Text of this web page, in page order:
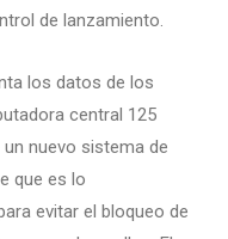
de lanzamiento.
los datos de los
central 125
nuevo sistema de
que es lo
evitar el bloqueo de